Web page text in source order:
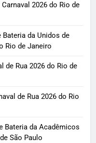
2026 do Rio de
Bateria da Unidos de
Rio de Janeiro
de Rua 2026 do Rio de
de Rua 2026 do Rio
Bateria da Acadêmicos
São Paulo